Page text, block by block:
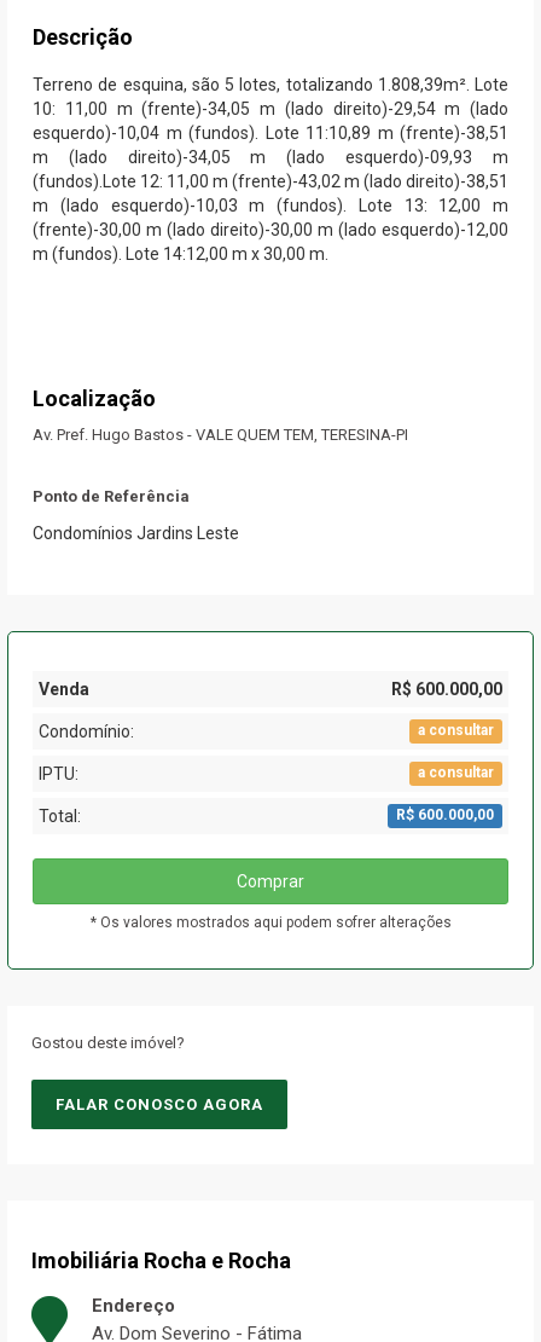
Descrição
Terreno de esquina, são 5 lotes, totalizando 1.808,39m². Lote
10: 11,00 m (frente)-34,05 m (lado direito)-29,54 m (lado
esquerdo)-10,04 m (fundos). Lote 11:10,89 m (frente)-38,51
m (lado direito)-34,05 m (lado esquerdo)-09,93 m
(fundos).Lote 12: 11,00 m (frente)-43,02 m (lado direito)-38,51
m (lado esquerdo)-10,03 m (fundos). Lote 13: 12,00 m
(frente)-30,00 m (lado direito)-30,00 m (lado esquerdo)-12,00
m (fundos). Lote 14:12,00 m x 30,00 m.
Localização
Av. Pref. Hugo Bastos - VALE QUEM TEM, TERESINA-PI
Ponto de Referência
Condomínios Jardins Leste
Venda R$ 600.000,00
Condomínio: a consultar
IPTU: a consultar
Total: R$ 600.000,00
Comprar
* Os valores mostrados aqui podem sofrer alterações
Gostou deste imóvel?
FALAR CONOSCO AGORA
Imobiliária Rocha e Rocha
Endereço
Av. Dom Severino - Fátima